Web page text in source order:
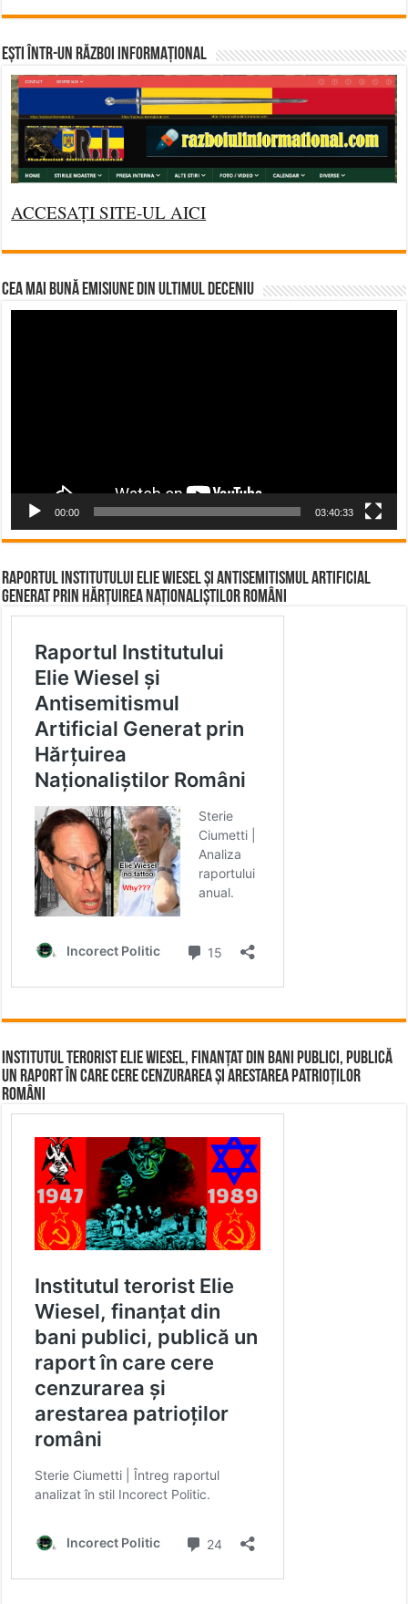
Ești într-un RĂZBOI INFORMAȚIONAL
ACCESAȚI SITE-UL AICI
CEA MAI BUNĂ EMISIUNE DIN ULTIMUL DECENIU
00:00 03:40:33
Raportul Institutului Elie Wiesel și Antisemitismul Artificial
Generat prin Hărțuirea Naționaliștilor Români
Institutul terorist Elie Wiesel, finanțat din bani publici, publică
un raport în care cere cenzurarea și arestarea patrioților
români